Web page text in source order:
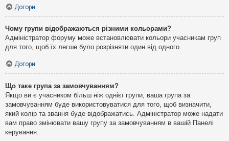
Догори
Чому групи відображаються різними кольорами?
Адміністратор форуму може встановлювати кольори учасникам груп
для того, щоб їх легше було розрізняти один від одного.
Догори
Що таке група за замовчуванням?
Якщо ви є учасником більш ніж однієї групи, ваша група за
замовчуванням буде використовуватися для того, щоб визначити,
який колір та звання буде відображатись. Адміністратор може надати
вам право змінювати вашу групу за замовчуванням в вашій Панелі
керування.